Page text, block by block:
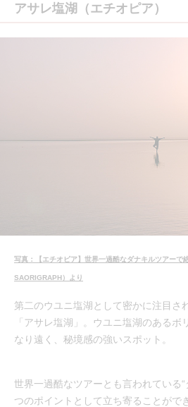
アサレ塩湖（エチオピア）
写真：【エチオピア】世界一過酷なダナキルツアーで
SAORIGRAPH）より
第二のウユニ塩湖として密かに注目さ
「アサレ塩湖」。ウユニ塩湖のある
なり遠く、秘境感の強いスポット。
世界一過酷なツアーとも言われている“
つのポイントとして立ち寄ることがで